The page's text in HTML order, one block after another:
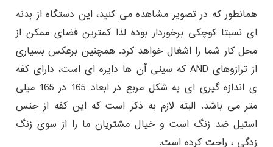
همانطور که در تصویر مشاهده می کنید، این دستگاه از بدنه
ای نسبتا کوچکی برخوردار بوده لذا کمترین فضای ممکن از
محل کار شما را اشغال خواهد کرد. همچنین برعکس بسیاری
از ترازوهای AND که سینی آن ها دایره ای است، دارای کفه
ی اندازه گیری ای به شکل مربع در ابعاد 165 در 165 میلی
متر می باشد. البته لازم به ذکر است که این کفه از جنس
استیل ضد زنگ است و خیال مشتریان ما را از سوی زنگ
زدگی ، راحت کرده است.